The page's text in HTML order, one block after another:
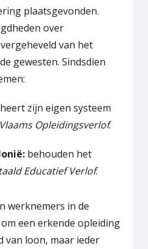
plaatsgevonden.
over
van het
gewesten. Sindsdien
zijn eigen systeem
Vlaams Opleidingsverlof.
behouden het
Educatief Verlof.
werknemers in de
een erkende opleiding
van loon, maar ieder